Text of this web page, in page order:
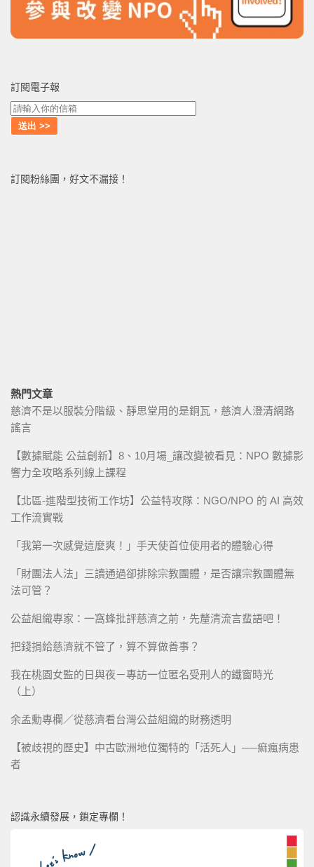
訂閱電子報
訂閱粉絲團，好文不漏接！
熱門文章
慈濟不是以服裝分階級、靜思堂用的是銅瓦，慈濟人澄清網路
謠言
【數據賦能 公益創新】8、10月場_讓改變被看見：NPO 數據影
響力全攻略系列線上課程
【北區-進階型技術工作坊】公益特攻隊：NGO/NPO 的 AI 高效
工作流實戰
「我第一次感覺這麼爽！」手天使首位使用者的體驗心得
「財團法人法」三讀通過卻排除宗教團體，是否讓宗教團體無
法可管？
公益組織專家：一窩蜂批評慈濟之前，先釐清流言蜚語吧！
把錢捐給慈濟就不管了，算不算做善事？
我在桃園女監的日與夜－專訪一位匿名受刑人的鐵窗時光
（上）
余孟勳專欄／從慈濟看台灣公益組織的財務透明
【被歧視的歷史】中古歐洲地位獨特的「活死人」──痲瘋病患
者
認識永續發展，鎖定專欄！